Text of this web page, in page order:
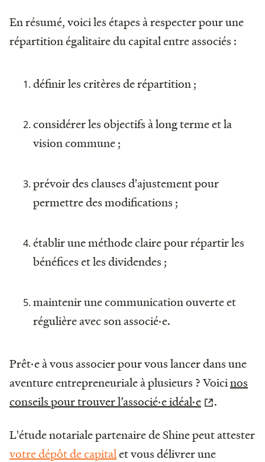
En résumé, voici les étapes à respecter pour une
répartition égalitaire du capital entre associés :
définir les critères de répartition ;
considérer les objectifs à long terme et la
vision commune ;
prévoir des clauses d'ajustement pour
permettre des modifications ;
établir une méthode claire pour répartir les
bénéfices et les dividendes ;
maintenir une communication ouverte et
régulière avec son associé·e.
Prêt·e à vous associer pour vous lancer dans une
aventure entrepreneuriale à plusieurs ? Voicinos
conseils pour trouver l’associé·e idéal·e
.
L'étude notariale partenaire de Shine peut attester
votre dépôt de capitalet vous délivrer une